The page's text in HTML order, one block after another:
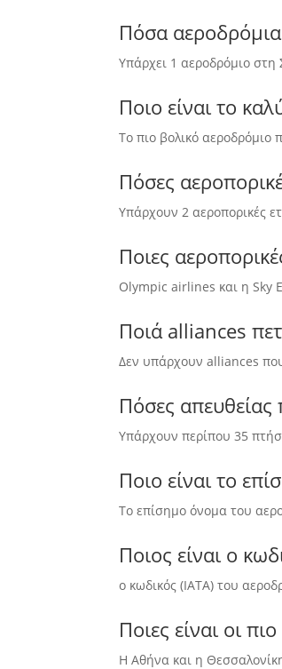
Πόσα
Υπάρχει 1 αεροδρόμιο στη
Ποιο είναι το
Το πιο βολικό αεροδρόμιο
Πόσες
Υπάρχουν 2 αεροπορικές
Ποιες
Olympic airlines και η Sky
Ποιά alliances
Δεν υπάρχουν alliances
Πόσες
Υπάρχουν περίπου 35
Ποιο είναι το
Το επίσημο όνομα του
Ποιος είναι ο
ο κωδικός (IATA) του
Ποιες είναι οι
Η Αθήνα και η